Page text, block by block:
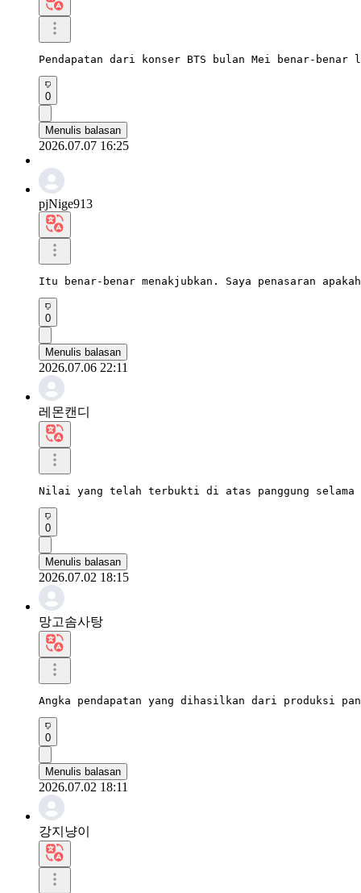
Pendapatan dari konser BTS bulan Mei benar-
0
Menulis balasan
2026.07.07 16:25
pjNige913
Itu benar-benar menakjubkan. Saya penasaran
0
Menulis balasan
2026.07.06 22:11
레몬캔디
Nilai yang telah terbukti di atas panggung selama
0
Menulis balasan
2026.07.02 18:15
망고솜사탕
Angka pendapatan yang dihasilkan dari produksi
0
Menulis balasan
2026.07.02 18:11
강지냥이